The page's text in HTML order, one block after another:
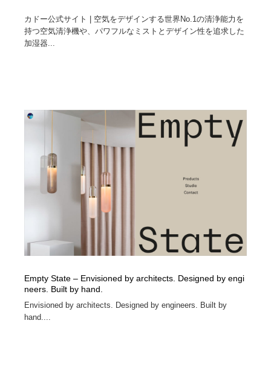
カドー公式サイト | 空気をデザインする世界No.1の清浄能力を
持つ空気清浄機や、パワフルなミストとデザイン性を追求した
加湿器...
Empty State – Envisioned by architects. Designed by engi
neers. Built by hand.
Envisioned by architects. Designed by engineers. Built by
hand....